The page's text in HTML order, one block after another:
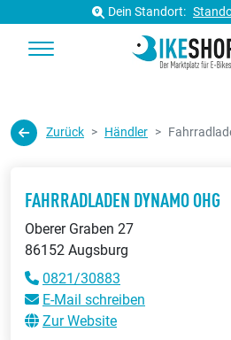
Dein Standort:
Zurück Händler
FAHRRADLADEN DYNAMO OHG
Oberer Graben 27
86152 Augsburg
0821/30883
E-Mail schreiben
Zur Website